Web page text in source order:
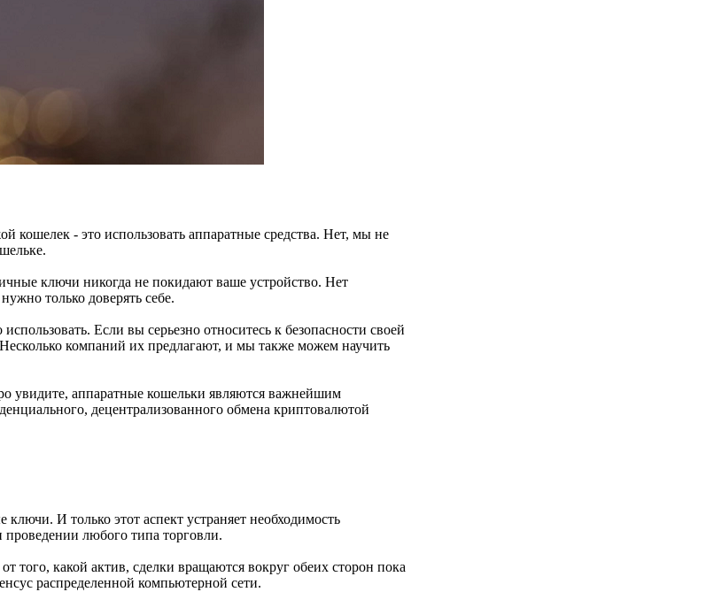
- это использовать аппаратные средства. Нет, мы не
ключи никогда не покидают ваше устройство. Нет
только доверять себе.
Если вы серьезно относитесь к безопасности своей
компаний их предлагают, и мы также можем научить
увидите, аппаратные кошельки являются важнейшим
децентрализованного обмена криптовалютой
И только этот аспект устраняет необходимость
проведении любого типа торговли.
того, какой актив, сделки вращаются вокруг обеих сторон пока
распределенной компьютерной сети.